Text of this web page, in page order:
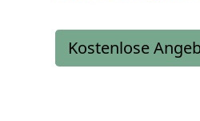
Kostenlose